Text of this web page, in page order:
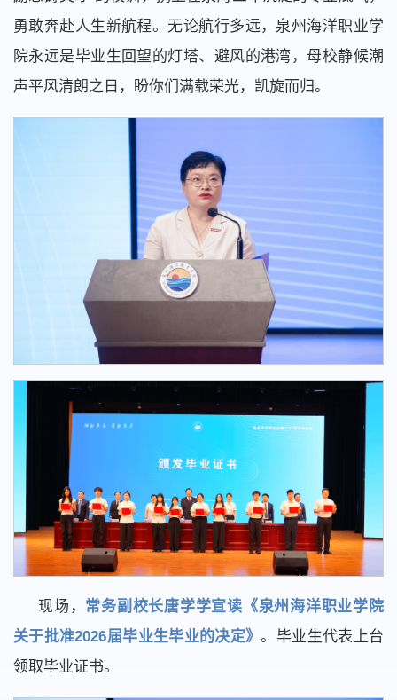
勇敢奔赴人生新航程。无论航行多远，泉州海洋职业学
院永远是毕业生回望的灯塔、避风的港湾，母校静候潮
声平风清朗之日，盼你们满载荣光，凯旋而归。
现场， 常务副校长唐学学宣读《泉州海洋职业学院
关于批准2026届毕业生毕业的决定》。毕业生代表上台
领取毕业证书。